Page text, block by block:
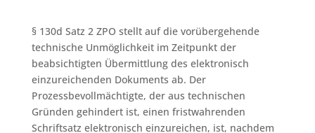
§ 130d Satz 2 ZPO stellt auf die vorübergehende
technische Unmöglichkeit im Zeitpunkt der
beabsichtigten Übermittlung des elektronisch
einzureichenden Dokuments ab. Der
Prozessbevollmächtigte, der aus technischen
Gründen gehindert ist, einen fristwahrenden
Schriftsatz elektronisch einzureichen, ist, nachdem